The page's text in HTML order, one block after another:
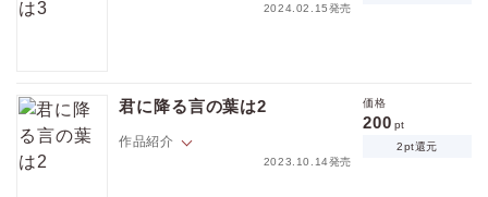
2024.02.15発売
ふたり。しかし日向の前に中学の同級生が偶然現れて――？
君に降る言の葉は2
作品紹介
2023.10.14発売
価格
200 pt
2pt還元
キャンセル